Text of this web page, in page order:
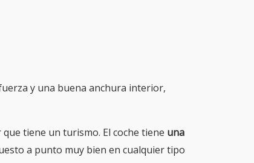
y una buena anchura interior,
tiene un turismo. El coche tiene una
a punto muy bien en cualquier tipo